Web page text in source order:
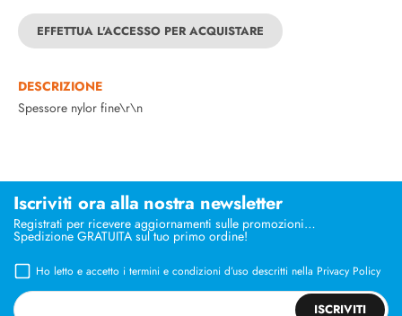
EFFETTUA L'ACCESSO PER ACQUISTARE
DESCRIZIONE
Spessore nylor fine\r\n
Iscriviti ora alla nostra newsletter
Registrati per ricevere aggiornamenti sulle promozioni…
Spedizione GRATUITA sul tuo primo ordine!
Ho letto e accetto i termini e condizioni d’uso descritti nella Privacy Policy
ISCRIVITI